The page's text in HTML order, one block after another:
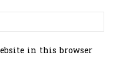
in this browser